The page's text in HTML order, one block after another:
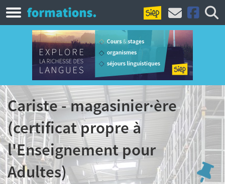
Cariste - magasinier·ère
(certificat propre à
l'Enseignement pour
Adultes)